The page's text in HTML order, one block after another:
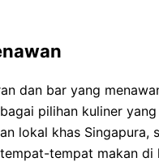
dan bar yang
pilihan kuliner
lokal khas Singapura,
tempat makan